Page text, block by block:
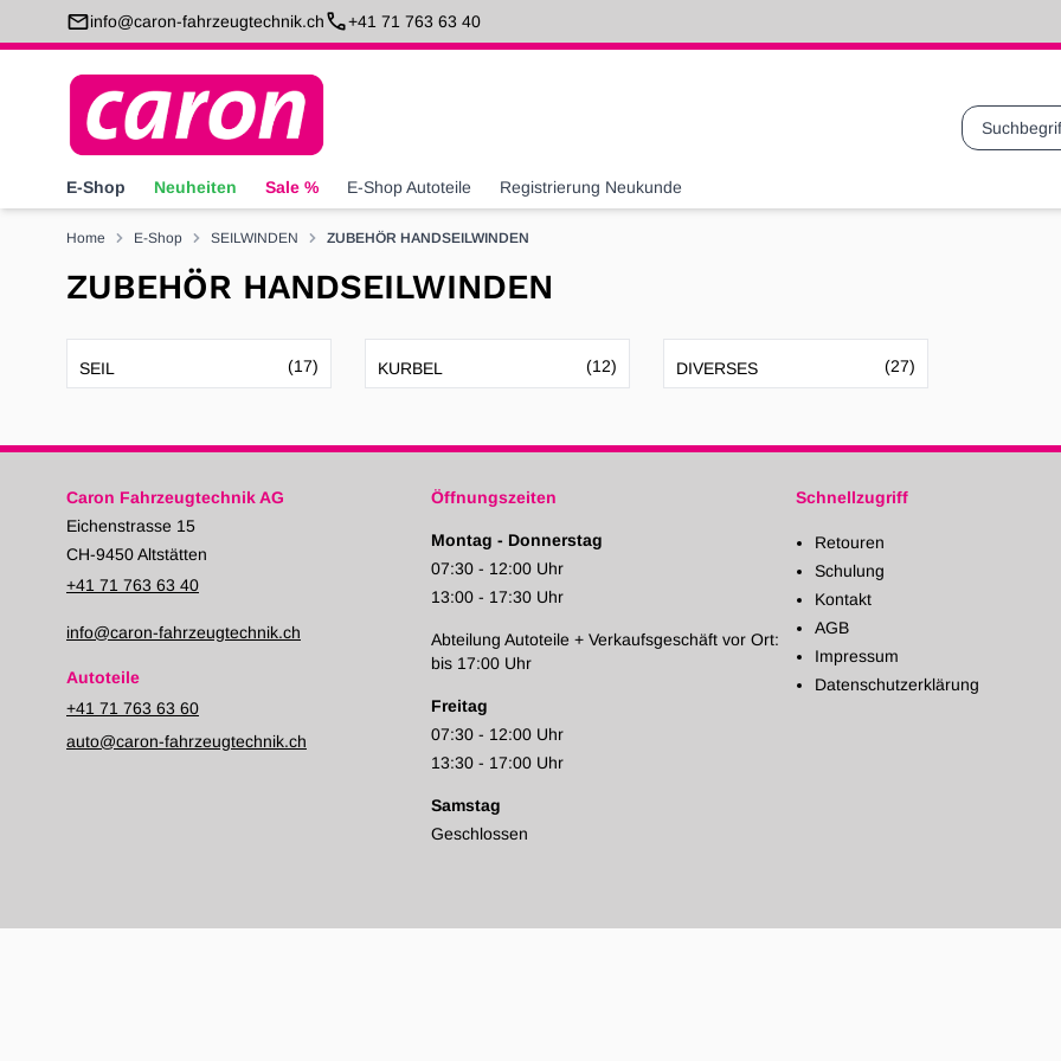
Direkt zum Inhaltinfo@caron-fahrzeugtechnik.ch +41 71 763 63 40
Suche
E-Shop Neuheiten Sale % E-Shop Autoteile Registrierung Neukunde
Home E-Shop SEILWINDEN ZUBEHÖR HANDSEILWINDEN
ZUBEHÖR HANDSEILWINDEN
SEIL (17) KURBEL (12) DIVERSES (27)
Caron Fahrzeugtechnik AG
Eichenstrasse 15
CH-9450 Altstätten
+41 71 763 63 40
info@caron-fahrzeugtechnik.ch
Autoteile
+41 71 763 63 60
auto@caron-fahrzeugtechnik.ch
Öffnungszeiten
Montag - Donnerstag
07:30 - 12:00 Uhr
13:00 - 17:30 Uhr
Abteilung Autoteile + Verkaufsgeschäft vor Ort:
bis 17:00 Uhr
Freitag
07:30 - 12:00 Uhr
13:30 - 17:00 Uhr
Samstag
Geschlossen
Schnellzugriff
Retouren
Schulung
Kontakt
AGB
Impressum
Datenschutzerklärung